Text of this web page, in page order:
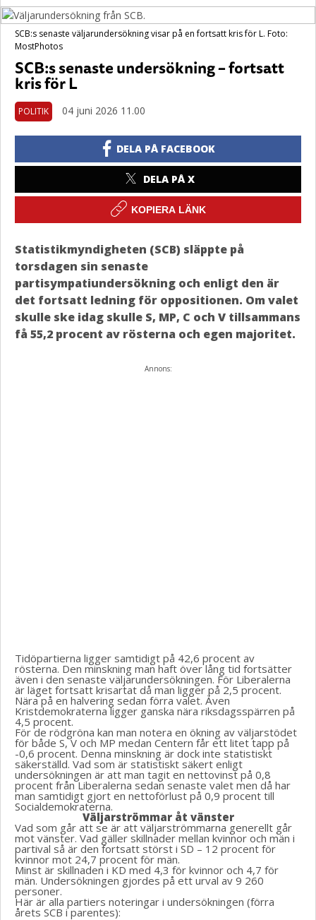
SCB:s senaste väljarundersökning visar på en fortsatt kris för L. Foto:
MostPhotos
SCB:s senaste undersökning – fortsatt
kris för L
POLITIK 04 juni 2026 11.00
DELA PÅ FACEBOOK
DELA PÅ X
KOPIERA LÄNK
Statistikmyndigheten (SCB) släppte på
torsdagen sin senaste
partisympatiundersökning och enligt den är
det fortsatt ledning för oppositionen. Om valet
skulle ske idag skulle S, MP, C och V tillsammans
få 55,2 procent av rösterna och egen majoritet.
Annons:
Tidöpartierna ligger samtidigt på 42,6 procent av
rösterna. Den minskning man haft över lång tid fortsätter
även i den senaste väljarundersökningen. För Liberalerna
är läget fortsatt krisartat då man ligger på 2,5 procent.
Nära på en halvering sedan förra valet. Även
Kristdemokraterna ligger ganska nära riksdagsspärren på
4,5 procent.
För de rödgröna kan man notera en ökning av väljarstödet
för både S, V och MP medan Centern får ett litet tapp på
-0,6 procent. Denna minskning är dock inte statistiskt
säkerställd. Vad som är statistiskt säkert enligt
undersökningen är att man tagit en nettovinst på 0,8
procent från Liberalerna sedan senaste valet men då har
man samtidigt gjort en nettoförlust på 0,9 procent till
Socialdemokraterna.
Väljarströmmar åt vänster
Vad som går att se är att väljarströmmarna generellt går
mot vänster. Vad gäller skillnader mellan kvinnor och män i
partival så är den fortsatt störst i SD – 12 procent för
kvinnor mot 24,7 procent för män.
Minst är skillnaden i KD med 4,3 för kvinnor och 4,7 för
män. Undersökningen gjordes på ett urval av 9 260
personer.
Här är alla partiers noteringar i undersökningen (förra
årets SCB i parentes):